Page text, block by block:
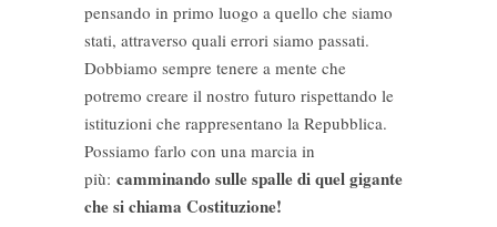
pensando in primo luogo a quello che siamo
stati, attraverso quali errori siamo passati.
Dobbiamo sempre tenere a mente che
potremo creare il nostro futuro rispettando le
istituzioni che rappresentano la Repubblica.
Possiamo farlo con una marcia in
più: camminando sulle spalle di quel gigante
che si chiama Costituzione!